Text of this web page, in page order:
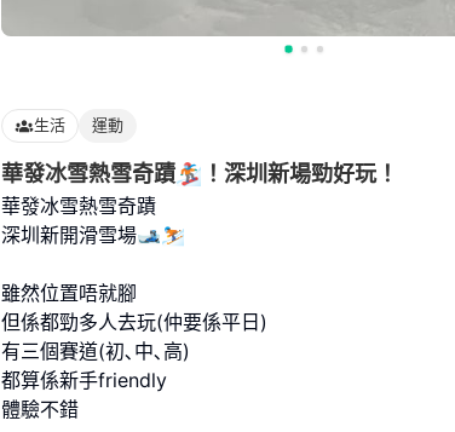
生活 運動
華發冰雪熱雪奇蹟🏂！深圳新場勁好玩！
華發冰雪熱雪奇蹟
深圳新開滑雪場🎿⛷️
雖然位置唔就腳
但係都勁多人去玩(仲要係平日)
有三個賽道(初､中､高)
都算係新手friendly
體驗不錯